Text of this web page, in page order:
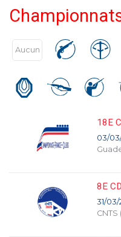
Aucun
18E
03/
8E
31/
CNTS